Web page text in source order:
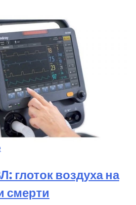
глоток воздуха на
смерти